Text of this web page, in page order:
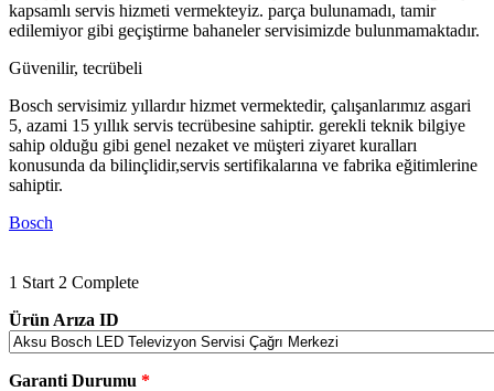
kapsamlı servis hizmeti vermekteyiz. parça bulunamadı, tamir
edilemiyor gibi geçiştirme bahaneler servisimizde bulunmamaktadır.
Güvenilir, tecrübeli
Bosch servisimiz yıllardır hizmet vermektedir, çalışanlarımız asgari
5, azami 15 yıllık servis tecrübesine sahiptir. gerekli teknik bilgiye
sahip olduğu gibi genel nezaket ve müşteri ziyaret kuralları
konusunda da bilinçlidir,servis sertifikalarına ve fabrika eğitimlerine
sahiptir.
Bosch
1 Start 2 Complete
Ürün Arıza ID
Garanti Durumu *